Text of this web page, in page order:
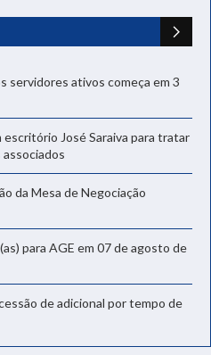
servidores ativos começa em 3
José Saraiva para tratar
da Mesa de Negociação
para AGE em 07 de agosto de
de adicional por tempo de